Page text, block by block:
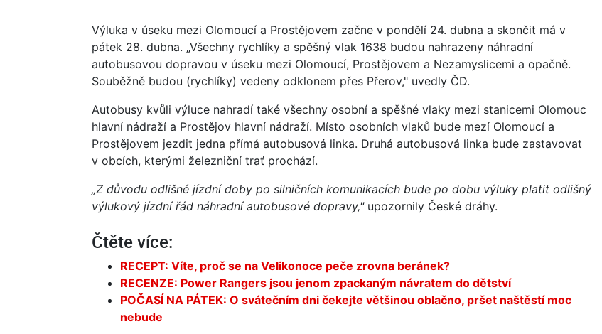
Výluka v úseku mezi Olomoucí a Prostějovem začne v pondělí 24. dubna a skončit má v
pátek 28. dubna. „Všechny rychlíky a spěšný vlak 1638 budou nahrazeny náhradní
autobusovou dopravou v úseku mezi Olomoucí, Prostějovem a Nezamyslicemi a opačně.
Souběžně budou (rychlíky) vedeny odklonem přes Přerov," uvedly ČD.
Autobusy kvůli výluce nahradí také všechny osobní a spěšné vlaky mezi stanicemi Olomouc
hlavní nádraží a Prostějov hlavní nádraží. Místo osobních vlaků bude mezí Olomoucí a
Prostějovem jezdit jedna přímá autobusová linka. Druhá autobusová linka bude zastavovat
v obcích, kterými železniční trať prochází.
„Z důvodu odlišné jízdní doby po silničních komunikacích bude po dobu výluky platit odlišný
výlukový jízdní řád náhradní autobusové dopravy,"upozornily České dráhy.
Čtěte více:
RECEPT: Víte, proč se na Velikonoce peče zrovna beránek?
RECENZE: Power Rangers jsou jenom zpackaným návratem do dětství
POČASÍ NA PÁTEK: O svátečním dni čekejte většinou oblačno, pršet naštěstí moc
nebude